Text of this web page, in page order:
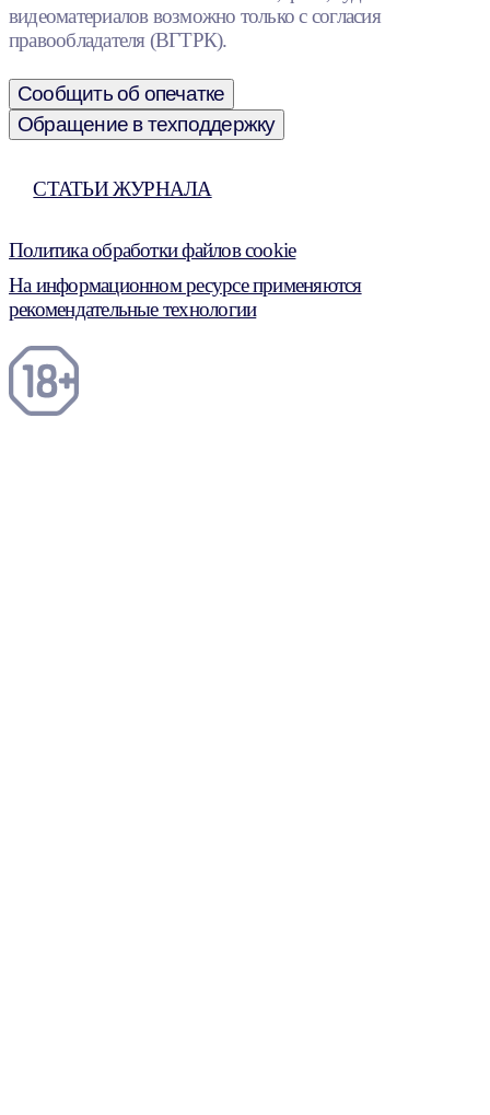
видеоматериалов возможно только с согласия
правообладателя (ВГТРК).
Сообщить об опечатке
Обращение в техподдержку
СТАТЬИ ЖУРНАЛА
Политика обработки файлов cookie
На информационном ресурсе применяются
рекомендательные технологии